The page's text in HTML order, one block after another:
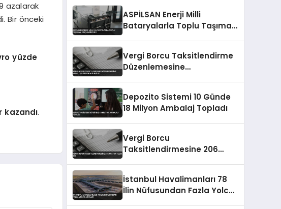
azalarak
Bir önceki
yüzde
kazandı.
ASPİLSAN Enerji Milli
Bataryalarla Toplu Taşımayı
Vergi Borcu Taksitlendirme
Düzenlemesine
Depozito Sistemi 10 Günde
18 Milyon Ambalaj Topladı
Vergi Borcu
Taksitlendirmesine 206
İstanbul Havalimanları 78
İlin Nüfusundan Fazla Yolcu